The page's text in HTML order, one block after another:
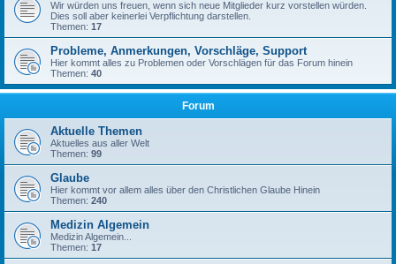
Wir würden uns freuen, wenn sich neue Mitglieder kurz vorstellen würden.
Dies soll aber keinerlei Verpflichtung darstellen.
Themen: 17
Probleme, Anmerkungen, Vorschläge, Support
Hier kommt alles zu Problemen oder Vorschlägen für das Forum hinein
Themen: 40
Forum
Aktuelle Themen
Aktuelles aus aller Welt
Themen: 99
Glaube
Hier kommt vor allem alles über den Christlichen Glaube Hinein
Themen: 240
Medizin Algemein
Medizin Algemein...
Themen: 17